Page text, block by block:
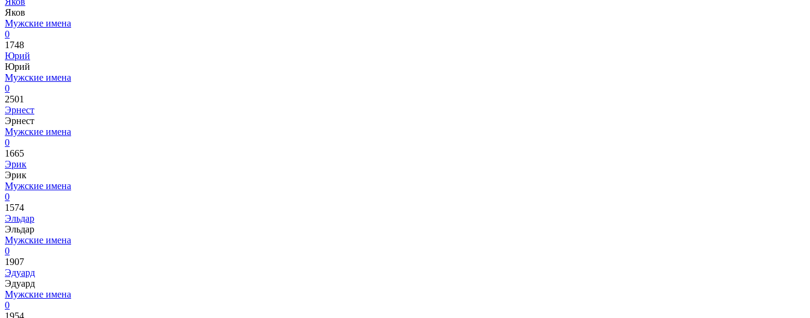
Яков
Мужские имена
0
1748
Юрий
Юрий
Мужские имена
0
2501
Эрнест
Эрнест
Мужские имена
0
1665
Эрик
Эрик
Мужские имена
0
1574
Эльдар
Эльдар
Мужские имена
0
1907
Эдуард
Эдуард
Мужские имена
0
1954